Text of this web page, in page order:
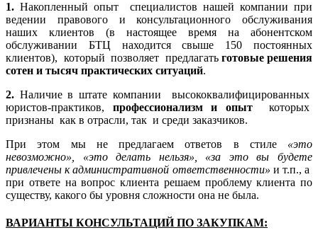
1. Накопленный опыт специалистов нашей компании при
ведении правового и консультационного обслуживания
наших клиентов (в настоящее время на абонентском
обслуживании БТЦ находится свыше 150 постоянных
клиентов), который позволяет предлагать готовые решения
сотен и тысяч практических ситуаций.
2. Наличие в штате компании высококвалифицированных
юристов-практиков, профессионализм и опыткоторых
признаны как в отрасли, так и среди заказчиков.
При этом мы не предлагаем ответов в стиле «это
невозможно», «это делать нельзя», «за это вы будете
привлечены к административной ответственности» и т.п., а
при ответе на вопрос клиента решаем проблему клиента по
существу, какого бы уровня сложности она не была.
ВАРИАНТЫ КОНСУЛЬТАЦИЙ ПО ЗАКУПКАМ: